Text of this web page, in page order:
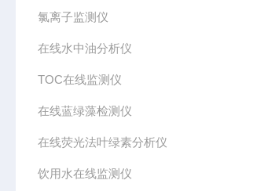
氯离子监测仪
在线水中油分析仪
TOC在线监测仪
在线蓝绿藻检测仪
在线荧光法叶绿素分析仪
饮用水在线监测仪